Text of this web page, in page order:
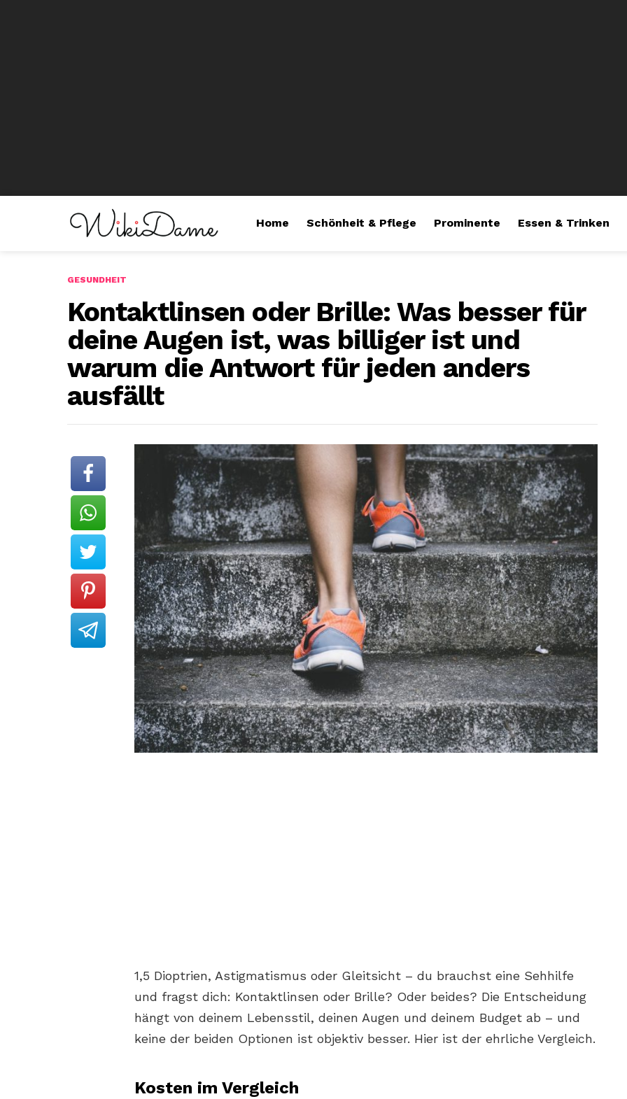
Home Schönheit & Pflege Prominente Essen & Trinken
GESUNDHEIT
Kontaktlinsen oder Brille: Was besser für
deine Augen ist, was billiger ist und
warum die Antwort für jeden anders
ausfällt
1,5 Dioptrien, Astigmatismus oder Gleitsicht – du brauchst eine Sehhilfe
und fragst dich: Kontaktlinsen oder Brille? Oder beides? Die Entscheidung
hängt von deinem Lebensstil, deinen Augen und deinem Budget ab – und
keine der beiden Optionen ist objektiv besser. Hier ist der ehrliche Vergleich.
Kosten im Vergleich